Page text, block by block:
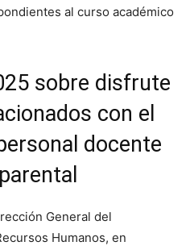
al curso académico
sobre disfrute
con el
docente
General del
Humanos, en